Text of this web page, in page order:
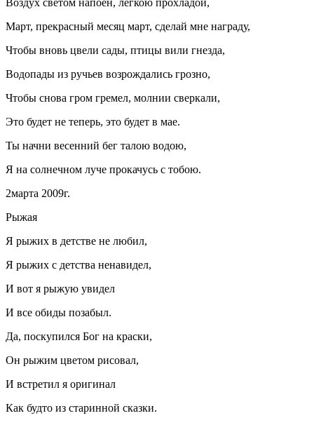
Воздух светом напоен, легкою прохладой,
Март, прекрасный месяц март, сделай мне награду,
Чтобы вновь цвели сады, птицы вили гнезда,
Водопады из ручьев возрождались грозно,
Чтобы снова гром гремел, молнии сверкали,
Это будет не теперь, это будет в мае.
Ты начни весенний бег талою водою,
Я на солнечном луче прокачусь с тобою.
2марта 2009г.
Рыжая
Я рыжих в детстве не любил,
Я рыжих с детства ненавидел,
И вот я рыжую увидел
И все обиды позабыл.
Да, поскупился Бог на краски,
Он рыжим цветом рисовал,
И встретил я оригинал
Как будто из старинной сказки.